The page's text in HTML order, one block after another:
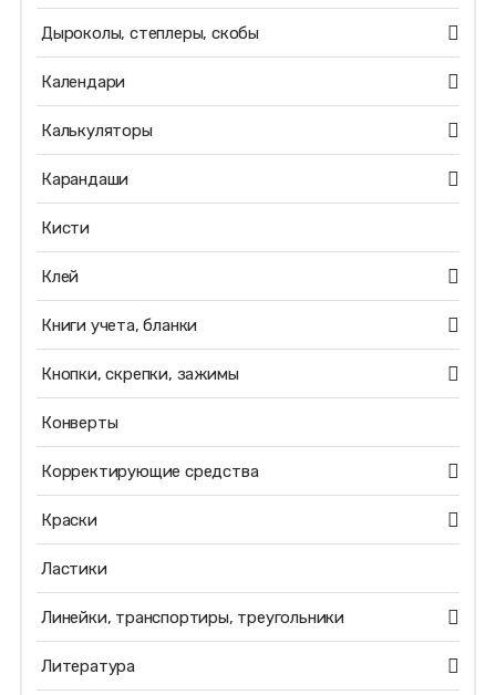
Дыроколы, степлеры, скобы
Календари
Калькуляторы
Карандаши
Кисти
Клей
Книги учета, бланки
Кнопки, скрепки, зажимы
Конверты
Корректирующие средства
Краски
Ластики
Линейки, транспортиры, треугольники
Литература